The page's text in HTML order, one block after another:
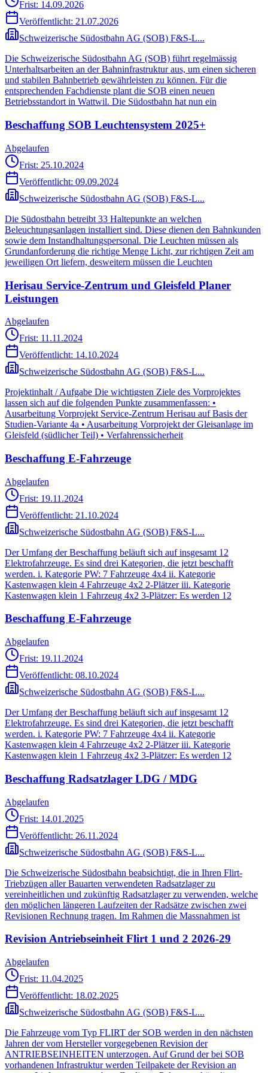
Frist: 14.09.2026
Veröffentlicht: 21.07.2026
Schweizerische Südostbahn AG (SOB) F&S-L...
Die Schweizerische Südostbahn AG (SOB) führt regelmässig
Unterhaltsarbeiten an der Bahninfrastruktur aus, um einen sicheren
und stabilen Bahnbetrieb gewährleisten zu können. Für die
entsprechenden Fachdienste plant die SOB einen neuen
Betriebsstandort in Wattwil. Die Südostbahn hat nun ein
Beschaffung SOB Leuchtensystem 2025+
Abgelaufen
Frist: 25.10.2024
Veröffentlicht: 09.09.2024
Schweizerische Südostbahn AG (SOB) F&S-L...
Die Südostbahn betreibt 33 Haltepunkte an welchen
Beleuchtungsanlagen installiert sind. Diese dienen den Bahnkunden
sowie dem Instandhaltungspersonal. Die Leuchten müssen als
Grundanforderung die richtige Menge Licht, zur richtigen Zeit am
jeweiligen Ort liefern, desweitern müssen die Leuchten
Herisau Service-Zentrum und Gleisfeld Planer
Leistungen
Abgelaufen
Frist: 11.11.2024
Veröffentlicht: 14.10.2024
Schweizerische Südostbahn AG (SOB) F&S-L...
Projektinhalt / Aufgabe Die wichtigsten Ziele des Vorprojektes
lassen sich auf die folgenden Punkte zusammenfassen: •
Ausarbeitung Vorprojekt Service-Zentrum Herisau auf Basis der
Studien-Variante 4a • Ausarbeitung Vorprojekt der Gleisanlage im
Gleisfeld (südlicher Teil) • Verfahrenssicherheit
Beschaffung E-Fahrzeuge
Abgelaufen
Frist: 19.11.2024
Veröffentlicht: 21.10.2024
Schweizerische Südostbahn AG (SOB) F&S-L...
Der Umfang der Beschaffung beläuft sich auf insgesamt 12
Elektrofahrzeuge. Es sind drei Kategorien, die jetzt beschafft
werden. i. Kategorie PW: 7 Fahrzeuge 4x4 ii. Kategorie
Kastenwagen klein 4 Fahrzeuge 4x2 2-Plätzer iii. Kategorie
Kastenwagen klein 1 Fahrzeug 4x2 3-Plätzer: Es werden 12
Beschaffung E-Fahrzeuge
Abgelaufen
Frist: 19.11.2024
Veröffentlicht: 08.10.2024
Schweizerische Südostbahn AG (SOB) F&S-L...
Der Umfang der Beschaffung beläuft sich auf insgesamt 12
Elektrofahrzeuge. Es sind drei Kategorien, die jetzt beschafft
werden. i. Kategorie PW: 7 Fahrzeuge 4x4 ii. Kategorie
Kastenwagen klein 4 Fahrzeuge 4x2 2-Plätzer iii. Kategorie
Kastenwagen klein 1 Fahrzeug 4x2 3-Plätzer: Es werden 12
Beschaffung Radsatzlager LDG / MDG
Abgelaufen
Frist: 14.01.2025
Veröffentlicht: 26.11.2024
Schweizerische Südostbahn AG (SOB) F&S-L...
Die Schweizerische Südostbahn beabsichtigt, die in Ihren Flirt-
Triebzügen aller Bauarten verwendeten Radsatzlager zu
vereinheitlichen und zukünftig Radsatzlager zu verwenden, welche
den möglichen längeren Laufzeiten der Radsätze zwischen zwei
Revisionen Rechnung tragen. Im Rahmen die Massnahmen ist
Revision Antriebseinheit Flirt 1 und 2 2026-29
Abgelaufen
Frist: 11.04.2025
Veröffentlicht: 18.02.2025
Schweizerische Südostbahn AG (SOB) F&S-L...
Die Fahrzeuge vom Typ FLIRT der SOB werden in den nächsten
Jahren der vom Hersteller vorgegebenen Revision der
ANTRIEBSEINHEITEN unterzogen. Auf Grund der bei SOB
vorhandenen Infrastruktur werden Teilpakete der Revision an